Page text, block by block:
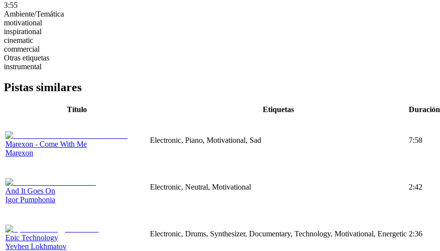
3:55
Ambiente/Temática
motivational
inspirational
cinematic
commercial
Otras etiquetas
instrumental
Pistas similares
Título Etiquetas Duración
Marexon - Come With Me
Marexon
Electronic, Piano, Motivational, Sad 7:58
And It Goes On
Igor Pumphonia
Electronic, Neutral, Motivational 2:42
Epic Technology
Yevhen Lokhmatov
Electronic, Drums, Synthesizer, Documentary, Technology, Motivational, Energetic 2:36